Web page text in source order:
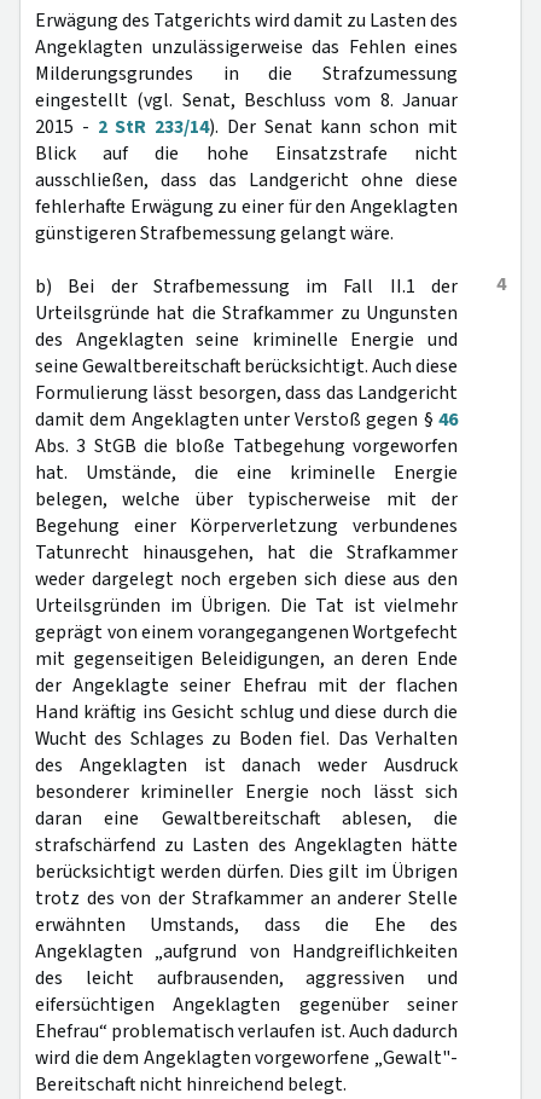
Erwägung des Tatgerichts wird damit zu Lasten des
Angeklagten unzulässigerweise das Fehlen eines
Milderungsgrundes in die Strafzumessung
eingestellt (vgl. Senat, Beschluss vom 8. Januar
2015 - 2 StR 233/14). Der Senat kann schon mit
Blick auf die hohe Einsatzstrafe nicht
ausschließen, dass das Landgericht ohne diese
fehlerhafte Erwägung zu einer für den Angeklagten
günstigeren Strafbemessung gelangt wäre.
4
b) Bei der Strafbemessung im Fall II.1 der
Urteilsgründe hat die Strafkammer zu Ungunsten
des Angeklagten seine kriminelle Energie und
seine Gewaltbereitschaft berücksichtigt. Auch diese
Formulierung lässt besorgen, dass das Landgericht
damit dem Angeklagten unter Verstoß gegen § 46
Abs. 3 StGB die bloße Tatbegehung vorgeworfen
hat. Umstände, die eine kriminelle Energie
belegen, welche über typischerweise mit der
Begehung einer Körperverletzung verbundenes
Tatunrecht hinausgehen, hat die Strafkammer
weder dargelegt noch ergeben sich diese aus den
Urteilsgründen im Übrigen. Die Tat ist vielmehr
geprägt von einem vorangegangenen Wortgefecht
mit gegenseitigen Beleidigungen, an deren Ende
der Angeklagte seiner Ehefrau mit der flachen
Hand kräftig ins Gesicht schlug und diese durch die
Wucht des Schlages zu Boden fiel. Das Verhalten
des Angeklagten ist danach weder Ausdruck
besonderer krimineller Energie noch lässt sich
daran eine Gewaltbereitschaft ablesen, die
strafschärfend zu Lasten des Angeklagten hätte
berücksichtigt werden dürfen. Dies gilt im Übrigen
trotz des von der Strafkammer an anderer Stelle
erwähnten Umstands, dass die Ehe des
Angeklagten „aufgrund von Handgreiflichkeiten
des leicht aufbrausenden, aggressiven und
eifersüchtigen Angeklagten gegenüber seiner
Ehefrau“ problematisch verlaufen ist. Auch dadurch
wird die dem Angeklagten vorgeworfene „Gewalt"-
Bereitschaft nicht hinreichend belegt.